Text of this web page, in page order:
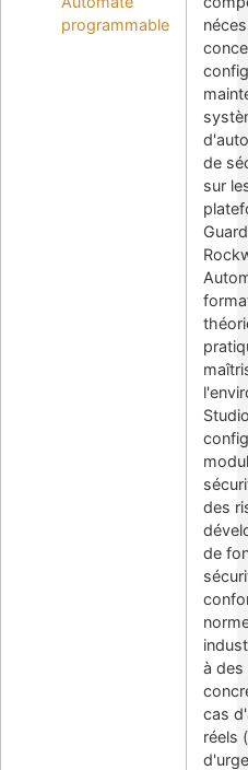
programmable
de
sur
des
de
à des
cas
réels